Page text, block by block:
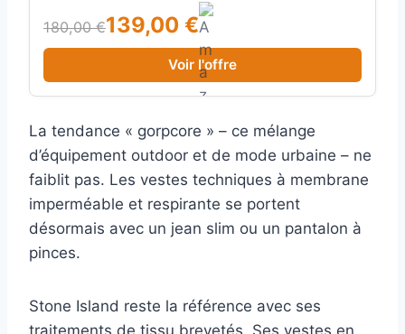
180,00 €139,00 €
Voir l'offre
La tendance « gorpcore » – ce mélange
d’équipement outdoor et de mode urbaine – ne
faiblit pas. Les vestes techniques à membrane
imperméable et respirante se portent
désormais avec un jean slim ou un pantalon à
pinces.
Stone Island reste la référence avec ses